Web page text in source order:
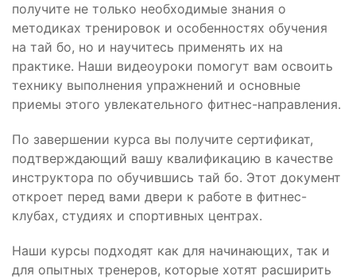
получите не только необходимые знания о
методиках тренировок и особенностях обучения
на тай бо, но и научитесь применять их на
практике. Наши видеоуроки помогут вам освоить
технику выполнения упражнений и основные
приемы этого увлекательного фитнес-направления.
По завершении курса вы получите сертификат,
подтверждающий вашу квалификацию в качестве
инструктора по обучившись тай бо. Этот документ
откроет перед вами двери к работе в фитнес-
клубах, студиях и спортивных центрах.
Наши курсы подходят как для начинающих, так и
для опытных тренеров, которые хотят расширить